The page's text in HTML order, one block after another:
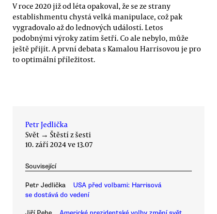
V roce 2020 již od léta opakoval, že se ze strany
establishmentu chystá velká manipulace, což pak
vygradovalo až do lednových událostí. Letos
podobnými výroky zatím šetří. Co ale nebylo, může
ještě přijít. A první debata s Kamalou Harrisovou je pro
to optimální příležitost.
Petr Jedlička
Svět → Štěstí z šesti
10. září 2024 ve 13.07
Související
Petr Jedlička
USA před volbami: Harrisová
se dostává do vedení